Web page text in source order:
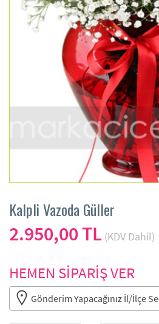
Kalpli Vazoda Güller
2.950,00 TL (KDV Dahil)
HEMEN SİPARİŞ VER
Gönderim Yapacağınız İl/İlçe